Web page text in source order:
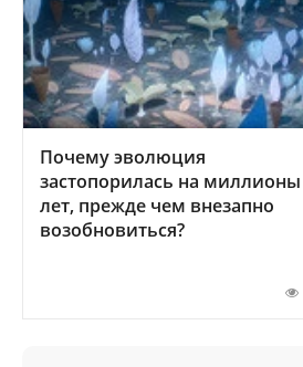
Почему эволюция
застопорилась на миллионы
лет, прежде чем внезапно
возобновиться?